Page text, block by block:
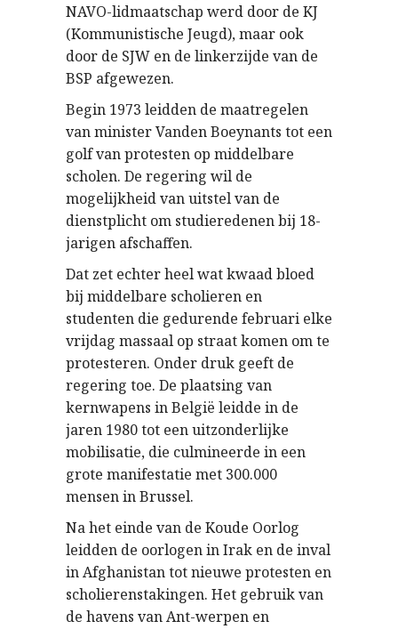
NAVO-lidmaatschap werd door de KJ
(Kommunistische Jeugd), maar ook
door de SJW en de linkerzijde van de
BSP afgewezen.
Begin 1973 leidden de maatregelen
van minister Vanden Boeynants tot een
golf van protesten op middelbare
scholen. De regering wil de
mogelijkheid van uitstel van de
dienstplicht om studieredenen bij 18-
jarigen afschaffen.
Dat zet echter heel wat kwaad bloed
bij middelbare scholieren en
studenten die gedurende februari elke
vrijdag massaal op straat komen om te
protesteren. Onder druk geeft de
regering toe. De plaatsing van
kernwapens in België leidde in de
jaren 1980 tot een uitzonderlijke
mobilisatie, die culmineerde in een
grote manifestatie met 300.000
mensen in Brussel.
Na het einde van de Koude Oorlog
leidden de oorlogen in Irak en de inval
in Afghanistan tot nieuwe protesten en
scholierenstakingen. Het gebruik van
de havens van Ant-werpen en